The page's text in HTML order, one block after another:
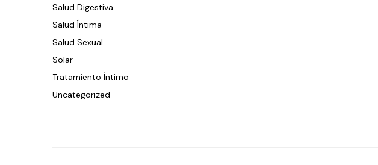
Salud Digestiva
Salud Íntima
Salud Sexual
Solar
Tratamiento Íntimo
Uncategorized